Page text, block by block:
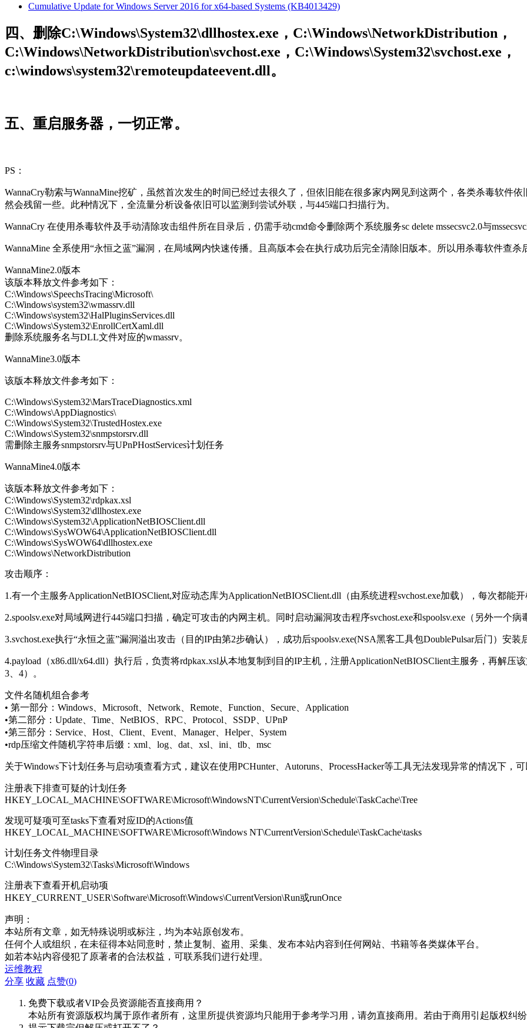
Cumulative Update for Windows Server 2016 for x64-based Systems (KB4013429)
四、删除C:\Windows\System32\dllhostex.exe，C:\Windows\NetworkDistribution，
C:\Windows\NetworkDistribution\svchost.exe，C:\Windows\System32\svchost.exe，
c:\windows\system32\remoteupdateevent.dll。
五、重启服务器，一切正常。
PS：
WannaCry勒索与WannaMine挖矿，虽然首次发生的时间已经过去很久了，但依旧能在很多家内网见到这两个，各类杀毒软件
然会残留一些。此种情况下，全流量分析设备依旧可以监测到尝试外联，与445端口扫描行为。
WannaCry 在使用杀毒软件及手动清除攻击组件所在目录后，仍需手动cmd命令删除两个系统服务sc delete mssecsvc2.0与
WannaMine 全系使用“永恒之蓝”漏洞，在局域网内快速传播。且高版本会在执行成功后完全清除旧版本。所以用杀毒软件查杀
WannaMine2.0版本
该版本释放文件参考如下：
C:\Windows\SpeechsTracing\Microsoft\
C:\Windows\system32\wmassrv.dll
C:\Windows\system32\HalPluginsServices.dll
C:\Windows\System32\EnrollCertXaml.dll
删除系统服务名与DLL文件对应的wmassrv。
WannaMine3.0版本
该版本释放文件参考如下：
C:\Windows\System32\MarsTraceDiagnostics.xml
C:\Windows\AppDiagnostics\
C:\Windows\System32\TrustedHostex.exe
C:\Windows\System32\snmpstorsrv.dll
需删除主服务snmpstorsrv与UPnPHostServices计划任务
WannaMine4.0版本
该版本释放文件参考如下：
C:\Windows\System32\rdpkax.xsl
C:\Windows\System32\dllhostex.exe
C:\Windows\System32\ApplicationNetBIOSClient.dll
C:\Windows\SysWOW64\ApplicationNetBIOSClient.dll
C:\Windows\SysWOW64\dllhostex.exe
C:\Windows\NetworkDistribution
攻击顺序：
1.有一个主服务ApplicationNetBIOSClient,对应动态库为ApplicationNetBIOSClient.dll（由系统进程svchost.exe加载），每次都能开
2.spoolsv.exe对局域网进行445端口扫描，确定可攻击的内网主机。同时启动漏洞攻击程序svchost.exe和spoolsv.exe（另外一个病
3.svchost.exe执行“永恒之蓝”漏洞溢出攻击（目的IP由第2步确认），成功后spoolsv.exe(NSA黑客工具包DoublePulsar后门）安装
4.payload（x86.dll/x64.dll）执行后，负责将rdpkax.xsl从本地复制到目的IP主机，注册ApplicationNetBIOSClient主服务，再解压
3、4）。
文件名随机组合参考
• 第一部分：Windows、Microsoft、Network、Remote、Function、Secure、Application
•第二部分：Update、Time、NetBIOS、RPC、Protocol、SSDP、UPnP
•第三部分：Service、Host、Client、Event、Manager、Helper、System
•rdp压缩文件随机字符串后缀：xml、log、dat、xsl、ini、tlb、msc
关于Windows下计划任务与启动项查看方式，建议在使用PCHunter、Autoruns、ProcessHacker等工具无法发现异常的情况下，可
注册表下排查可疑的计划任务
HKEY_LOCAL_MACHINE\SOFTWARE\Microsoft\WindowsNT\CurrentVersion\Schedule\TaskCache\Tree
发现可疑项可至tasks下查看对应ID的Actions值
HKEY_LOCAL_MACHINE\SOFTWARE\Microsoft\Windows NT\CurrentVersion\Schedule\TaskCache\tasks
计划任务文件物理目录
C:\Windows\System32\Tasks\Microsoft\Windows
注册表下查看开机启动项
HKEY_CURRENT_USER\Software\Microsoft\Windows\CurrentVersion\Run或runOnce
声明：
本站所有文章，如无特殊说明或标注，均为本站原创发布。
任何个人或组织，在未征得本站同意时，禁止复制、盗用、采集、发布本站内容到任何网站、书籍等各类媒体平台。
如若本站内容侵犯了原著者的合法权益，可联系我们进行处理。
运维教程
分享 收藏 点赞(0)
免费下载或者VIP会员资源能否直接商用？
本站所有资源版权均属于原作者所有，这里所提供资源均只能用于参考学习用，请勿直接商用。若由于商用引起版权纠